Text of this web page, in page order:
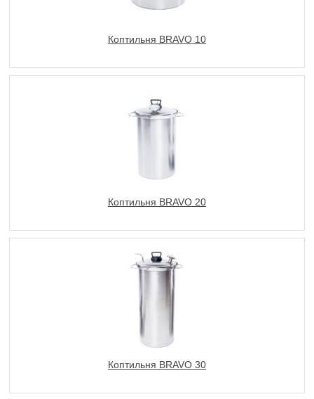
Коптильня BRAVO 10
Коптильня BRAVO 20
Коптильня BRAVO 30